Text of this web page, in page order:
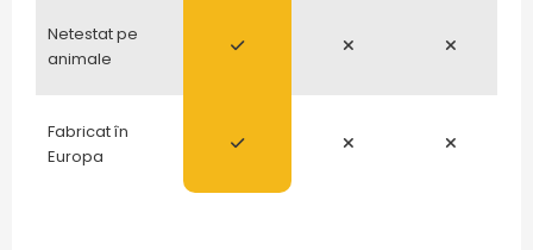
Netestat pe
animale
Fabricat în
Europa